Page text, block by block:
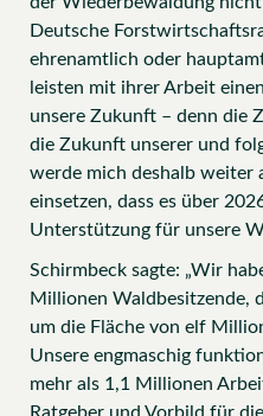
Deutsche
ehrenamtlich oder
leisten mit ihrer Arbeit
unsere Zukunft – denn die
die Zukunft unserer und
werde mich deshalb weiter
einsetzen, dass es über
Unterstützung für unsere
Schirmbeck sagte: „Wir
Millionen Waldbesitzende,
um die Fläche von elf
Unsere engmaschig
mehr als 1,1 Millionen